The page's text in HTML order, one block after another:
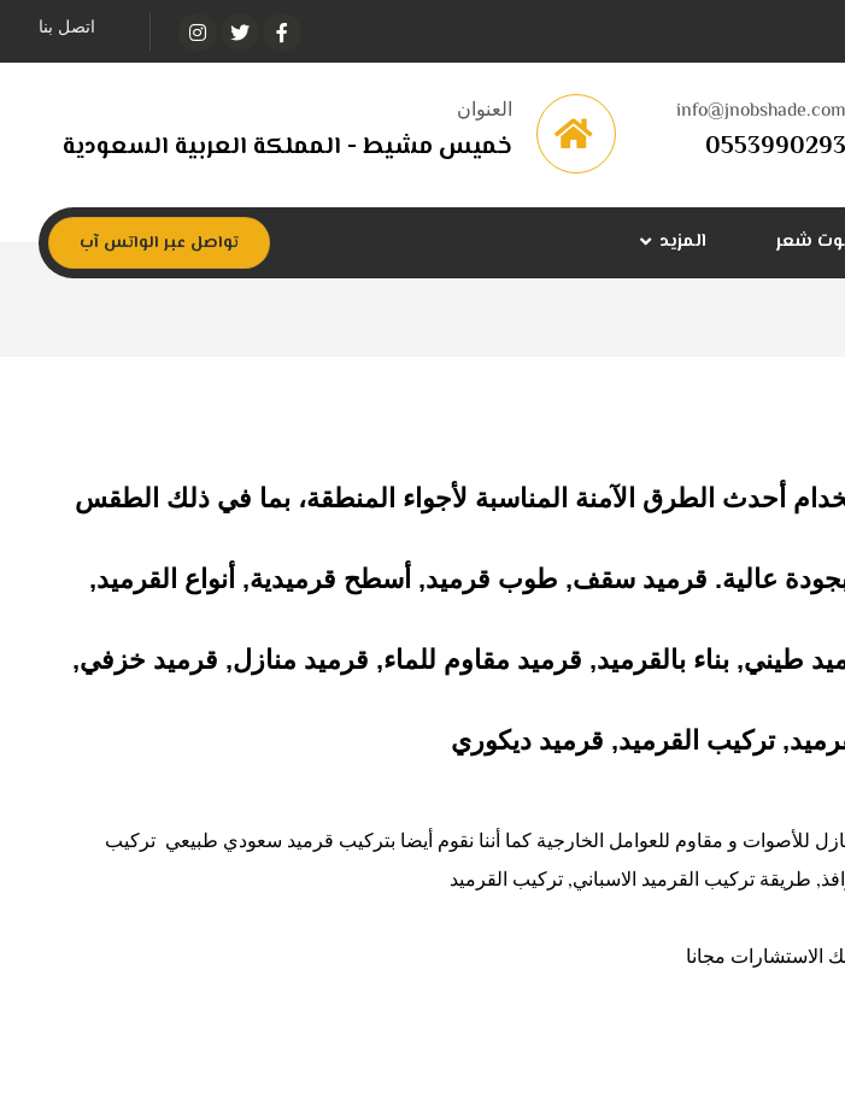
اتصل بنا
العنوان
خميس مشيط - المملكة العربية السعودية
info@jnobshade.com
0553990293
شعر المزيد تواصل عبر الواتس آب
أحدث الطرق الآمنة المناسبة لأجواء المنطقة، بما في ذلك الطقس
بجودة عالية. قرميد سقف, طوب قرميد, أسطح قرميدية, أنواع القرميد,
طيني, بناء بالقرميد, قرميد مقاوم للماء, قرميد منازل, قرميد خزفي,
تركيب القرميد, قرميد ديكوري
و مقاوم للعوامل الخارجية كما أننا نقوم أيضا بتركيب قرميد سعودي طبيعي تركيب
طريقة تركيب القرميد الاسباني, تركيب القرميد
الاستشارات مجانا